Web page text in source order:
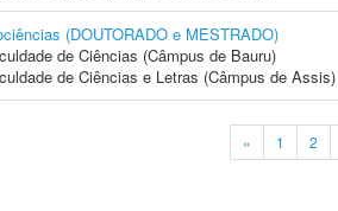
(DOUTORADO e MESTRADO)
de Ciências (Câmpus de Bauru)
de Ciências e Letras (Câmpus de Assis)
« 1 2